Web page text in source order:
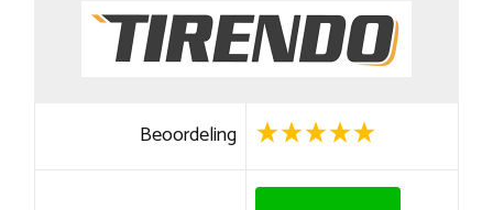
Beoordeling